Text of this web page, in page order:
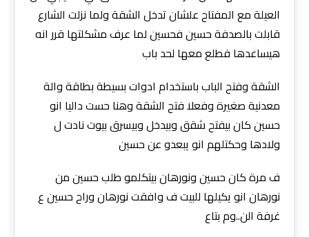
العيلة مع المفتاح علشان تدخل الشقة ولما نزلت الشارع
قابلت بالصدفة حسين فحسين لما عرف مشكلتها قرر انه
هيساعدها فطلع معها لحد باب
الشقة وفتح الباب باستخدام ادوات بسيطة بطاقة والة
معدنية صغيرة وفعلا فتح الشقة وهنا حست داليا انو
حسين كان بيفتح شقق وبيدخل وبيسرق بيوت نادت ل
ولادها وحكتلهم انو يبعدو عن حسين
ف مرة كان حسين ونورهان بيتكلمو طلب حسين من
نورهان انو يكيلها للبيت ف وافقت نورهان وراح حسين ع
غرفة الن..وم بتاع